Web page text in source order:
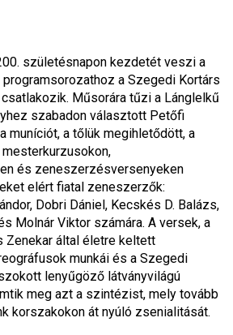
születésnapon kezdetét veszi a
a Szegedi Kortárs
Műsorára tűzi a Lánglelkű
szabadon választott Petőfi
muníciót, a tőlük megihletődött, a
és zeneszerzésversenyeken
elért fiatal zeneszerzők:
Dobri Dániel, Kecskés D. Balázs,
Molnár Viktor számára. A versek, a
Zenekar által életre keltett
munkái és a Szegedi
lenyűgöző látványvilágú
meg azt a szintézist, mely tovább
korszakokon át nyúló zsenialitását.